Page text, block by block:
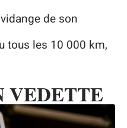
de son
tous les 10 000 km,
VEDETTE